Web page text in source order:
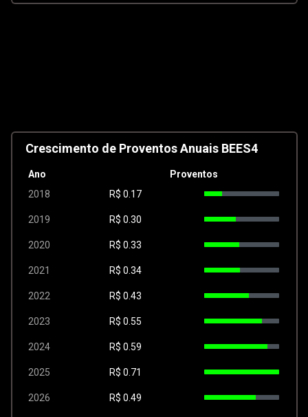
Crescimento de Proventos Anuais BEES4
Ano
Proventos
2018
R$ 0.17
2019 R$ 0.30
2020 R$ 0.33
2021 R$ 0.34
2022 R$ 0.43
2023 R$ 0.55
2024 R$ 0.59
2025 R$ 0.71
2026 R$ 0.49